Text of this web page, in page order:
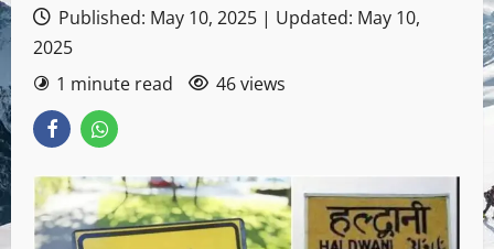
Published: May 10, 2025 | Updated: May 10,
2025
1 minute read
46 views